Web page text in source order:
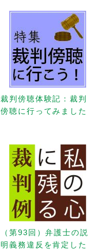
裁判傍聴体験記：裁判
傍聴に行ってみました
（第93回）弁護士の説
明義務違反を肯定した